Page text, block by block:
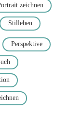
zeichnen
Stilleben
Perspektive